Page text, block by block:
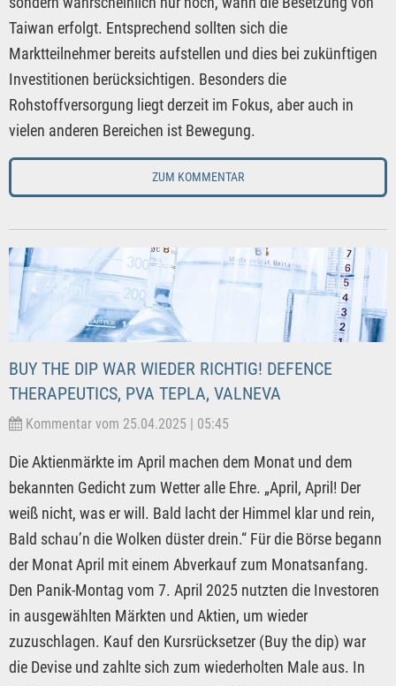
Taiwan erfolgt. Entsprechend sollten sich die
Marktteilnehmer bereits aufstellen und dies bei zukünftigen
Investitionen berücksichtigen. Besonders die
Rohstoffversorgung liegt derzeit im Fokus, aber auch in
vielen anderen Bereichen ist Bewegung.
ZUM KOMMENTAR
BUY THE DIP WAR WIEDER RICHTIG! DEFENCE
THERAPEUTICS, PVA TEPLA, VALNEVA
Kommentar vom 25.04.2025 | 05:45
Die Aktienmärkte im April machen dem Monat und dem
bekannten Gedicht zum Wetter alle Ehre. „April, April! Der
weiß nicht, was er will. Bald lacht der Himmel klar und rein,
Bald schau’n die Wolken düster drein.“ Für die Börse begann
der Monat April mit einem Abverkauf zum Monatsanfang.
Den Panik-Montag vom 7. April 2025 nutzten die Investoren
in ausgewählten Märkten und Aktien, um wieder
zuzuschlagen. Kauf den Kursrücksetzer (Buy the dip) war
die Devise und zahlte sich zum wiederholten Male aus. In